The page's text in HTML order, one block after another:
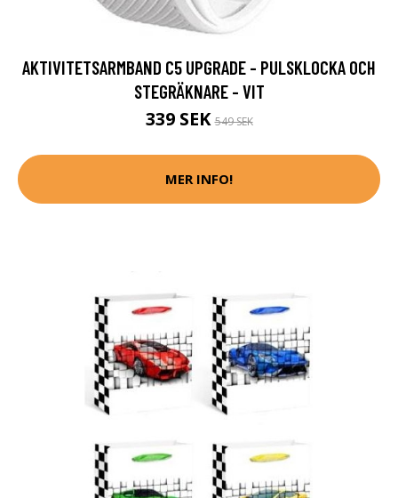
AKTIVITETSARMBAND C5 UPGRADE - PULSKLOCKA OCH
STEGRÄKNARE - VIT
339 SEK549 SEK
MER INFO!